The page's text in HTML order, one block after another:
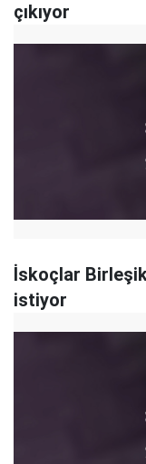
çıkıyor
İskoçlar
istiyor